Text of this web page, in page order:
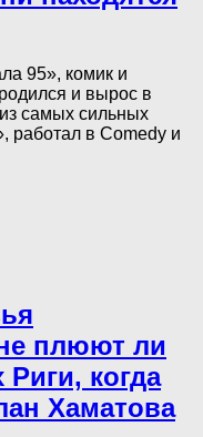
95», комик и
и вырос в
самых сильных
работал в Comedy и
плюют ли
когда
Хаматова